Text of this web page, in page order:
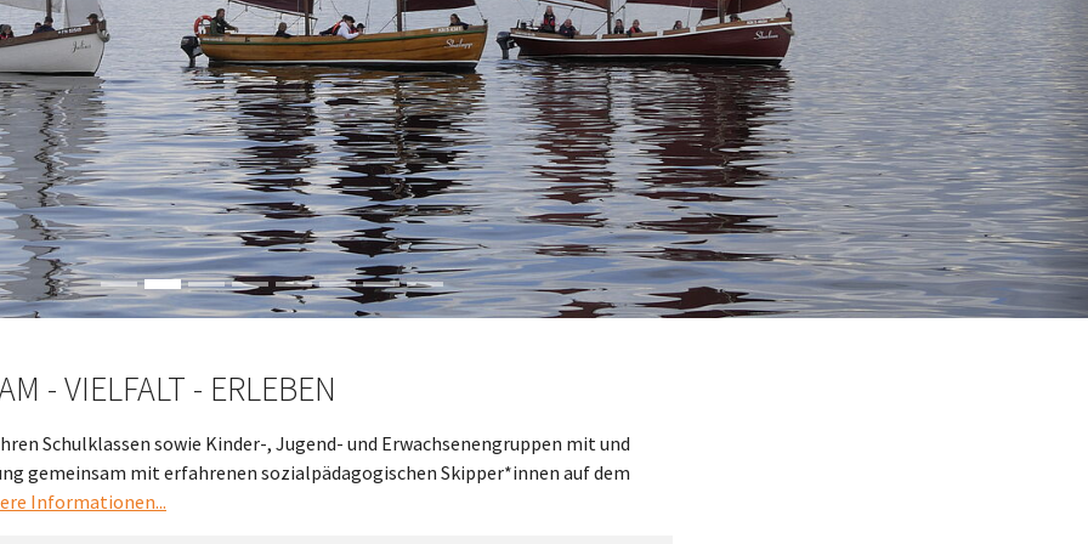
- VIELFALT - ERLEBEN
Schulklassen sowie Kinder-, Jugend- und Erwachsenengruppen mit und
gemeinsam mit erfahrenen sozialpädagogischen Skipper*innen auf dem
Informationen...